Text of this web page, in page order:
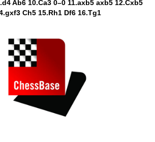
Ab6 10.Ca3 0–0 11.axb5 axb5 12.Cxb5
Ch5 15.Rh1 Df6 16.Tg1